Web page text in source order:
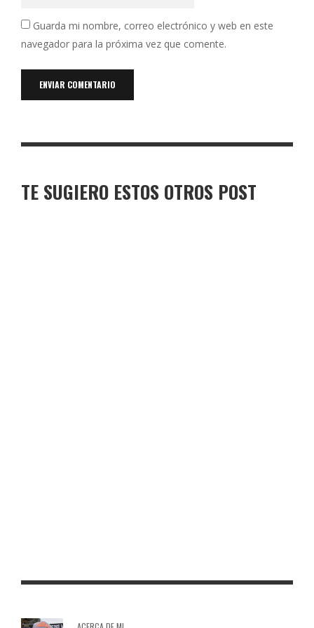
Guarda mi nombre, correo electrónico y web en este
navegador para la próxima vez que comente.
TE SUGIERO ESTOS OTROS POST